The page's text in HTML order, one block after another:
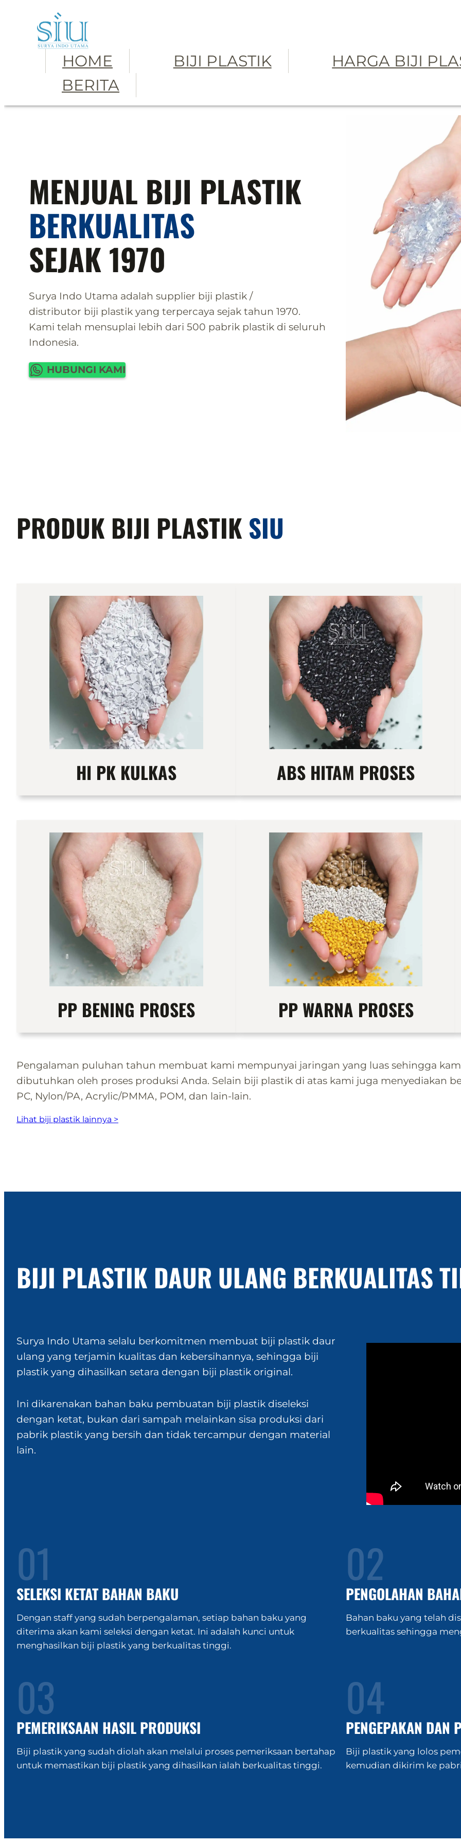
content
HOME BIJI PLASTIK HARGA BIJI
BERITA
MENJUAL BIJI PLASTIK
BERKUALITAS
SEJAK 1970
Surya Indo Utama adalah supplier biji plastik /
distributor biji plastik yang terpercaya sejak tahun 1970.
Kami telah mensuplai lebih dari 500 pabrik plastik di seluruh
Indonesia.
HUBUNGI KAMI
PRODUK BIJI PLASTIK SIU
HI PK KULKAS ABS HITAM PROSES
PP BENING PROSES PP WARNA PROSES
Pengalaman puluhan tahun membuat kami mempunyai jaringan yang luas sehingga
dibutuhkan oleh proses produksi Anda. Selain biji plastik di atas kami juga menyediakan
PC, Nylon/PA, Acrylic/PMMA, POM, dan lain-lain.
Lihat biji plastik lainnya >
BIJI PLASTIK DAUR ULANG BERKUALITAS
Surya Indo Utama selalu berkomitmen membuat biji plastik daur
ulang yang terjamin kualitas dan kebersihannya, sehingga biji
plastik yang dihasilkan setara dengan biji plastik original.
Ini dikarenakan bahan baku pembuatan biji plastik diseleksi
dengan ketat, bukan dari sampah melainkan sisa produksi dari
pabrik plastik yang bersih dan tidak tercampur dengan material
lain.
01
SELEKSI KETAT BAHAN BAKU
Dengan staff yang sudah berpengalaman, setiap bahan baku yang
diterima akan kami seleksi dengan ketat. Ini adalah kunci untuk
menghasilkan biji plastik yang berkualitas tinggi.
02
PENGOLAHAN
Bahan baku yang telah
berkualitas sehingga
03
PEMERIKSAAN HASIL PRODUKSI
Biji plastik yang sudah diolah akan melalui proses pemeriksaan bertahap
untuk memastikan biji plastik yang dihasilkan ialah berkualitas tinggi.
04
PENGEPAKAN DAN
Biji plastik yang lolos
kemudian dikirim ke